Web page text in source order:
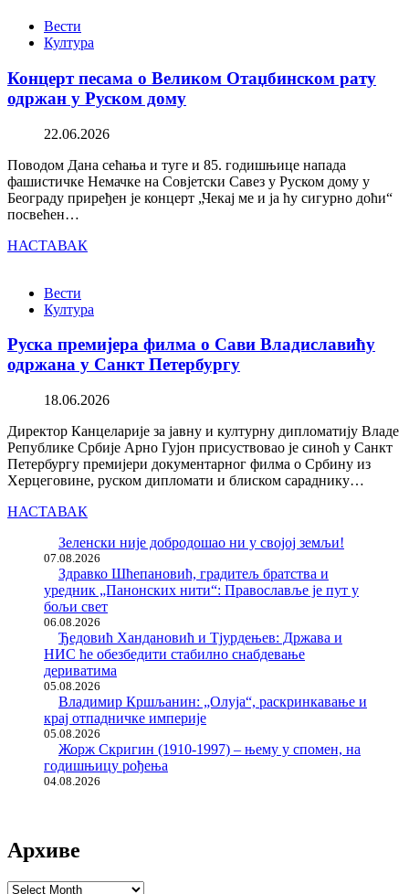
Вести
Култура
Концерт песама о Великом Отаџбинском рату
одржан у Руском дому
22.06.2026
Поводом Дана сећања и туге и 85. годишњице напада
фашистичке Немачке на Совјетски Савез у Руском дому у
Београду приређен је концерт „Чекај ме и ја ћу сигурно доћи“
посвећен…
НАСТАВАК
Вести
Култура
Руска премијера филма о Сави Владиславићу
одржана у Санкт Петербургу
18.06.2026
Директор Канцеларије за јавну и културну дипломатију Владе
Републике Србије Арно Гујон присуствовао је синоћ у Санкт
Петербургу премијери документарног филма о Србину из
Херцеговине, руском дипломати и блиском сараднику…
НАСТАВАК
Зеленски није добродошао ни у својој земљи!
07.08.2026
Здравко Шћепановић, градитељ братства и
уредник „Панонских нити“: Православље је пут у
бољи свет
06.08.2026
Ђедовић Хандановић и Тјурдењев: Држава и
НИС ће обезбедити стабилно снабдевање
дериватима
05.08.2026
Владимир Кршљанин: „Олуја“, раскринкавање и
крај отпадничке империје
05.08.2026
Жорж Скригин (1910-1997) – њему у спомен, на
годишњицу рођења
04.08.2026
Архиве
Архиве